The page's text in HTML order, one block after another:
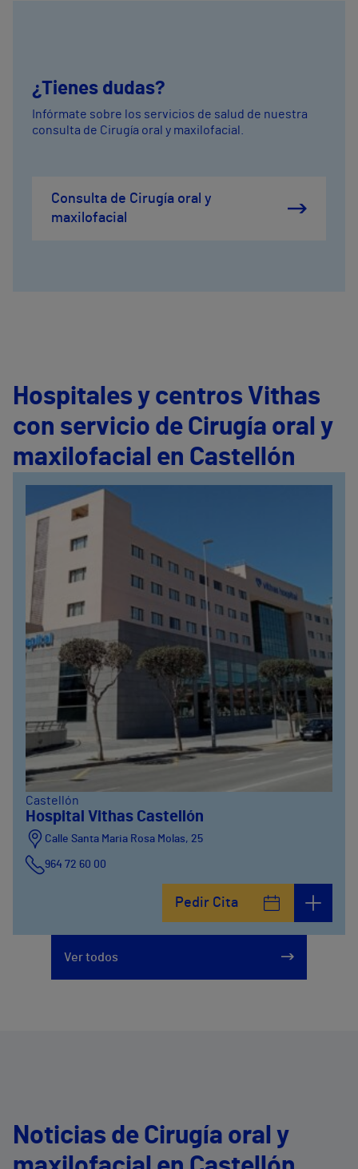
¿Tienes dudas?
Infórmate sobre los servicios de salud de nuestra
consulta de Cirugía oral y maxilofacial.
Consulta de Cirugía oral y
maxilofacial
Hospitales y centros Vithas
con servicio de Cirugía oral y
maxilofacial en Castellón
Castellón
Hospital Vithas Castellón
Calle Santa Maria Rosa Molas, 25
964 72 60 00
Pedir Cita
Ver todos
Noticias de Cirugía oral y